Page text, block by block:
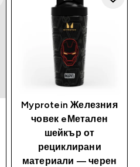
Myprotein Железния
човек eМетален
шейкър от
рециклирани
материали — черен